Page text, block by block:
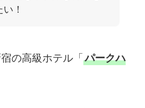
！
の高級ホテル「 パークハ